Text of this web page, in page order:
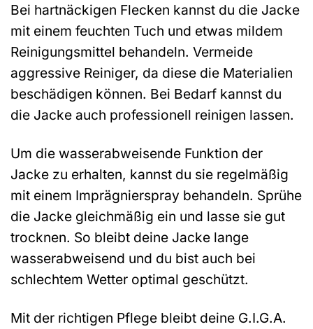
Bei hartnäckigen Flecken kannst du die Jacke
mit einem feuchten Tuch und etwas mildem
Reinigungsmittel behandeln. Vermeide
aggressive Reiniger, da diese die Materialien
beschädigen können. Bei Bedarf kannst du
die Jacke auch professionell reinigen lassen.
Um die wasserabweisende Funktion der
Jacke zu erhalten, kannst du sie regelmäßig
mit einem Imprägnierspray behandeln. Sprühe
die Jacke gleichmäßig ein und lasse sie gut
trocknen. So bleibt deine Jacke lange
wasserabweisend und du bist auch bei
schlechtem Wetter optimal geschützt.
Mit der richtigen Pflege bleibt deine G.I.G.A.